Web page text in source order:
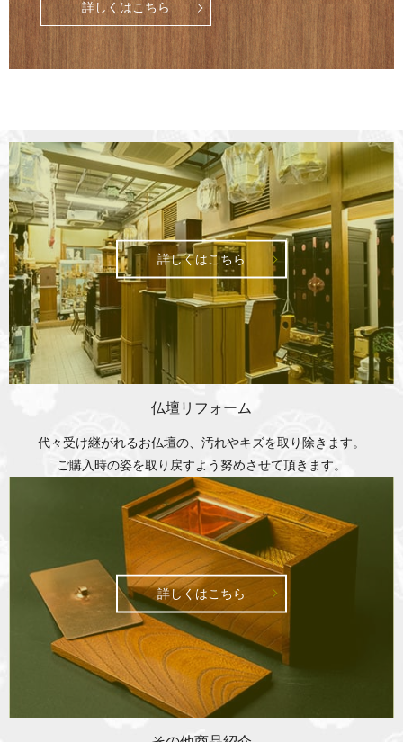
詳しくはこちら
詳しくはこちら
仏壇リフォーム
代々受け継がれるお仏壇の、汚れやキズを取り除きます。
ご購入時の姿を取り戻すよう努めさせて頂きます。
詳しくはこちら